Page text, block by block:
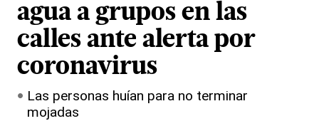
agua a grupos en las
calles ante alerta por
coronavirus
Las personas huían para no terminar
mojadas